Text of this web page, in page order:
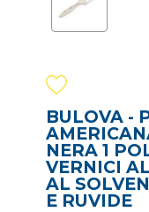
BULOVA -
NERA 1
VERNICI
AL
E RUVIDE